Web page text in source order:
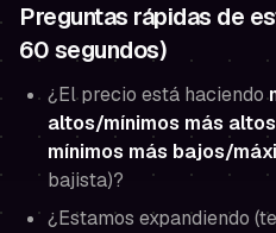
Preguntas rápidas de
60 segundos)
¿El precio está haciendo
altos/mínimos más altos
mínimos más bajos/
bajista)?
¿Estamos expandiendo